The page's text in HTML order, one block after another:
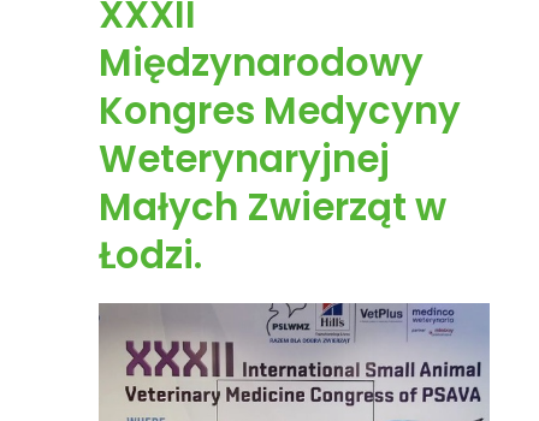
XXXII
Międzynarodowy
Kongres Medycyny
Weterynaryjnej
Małych Zwierząt w
Łodzi.